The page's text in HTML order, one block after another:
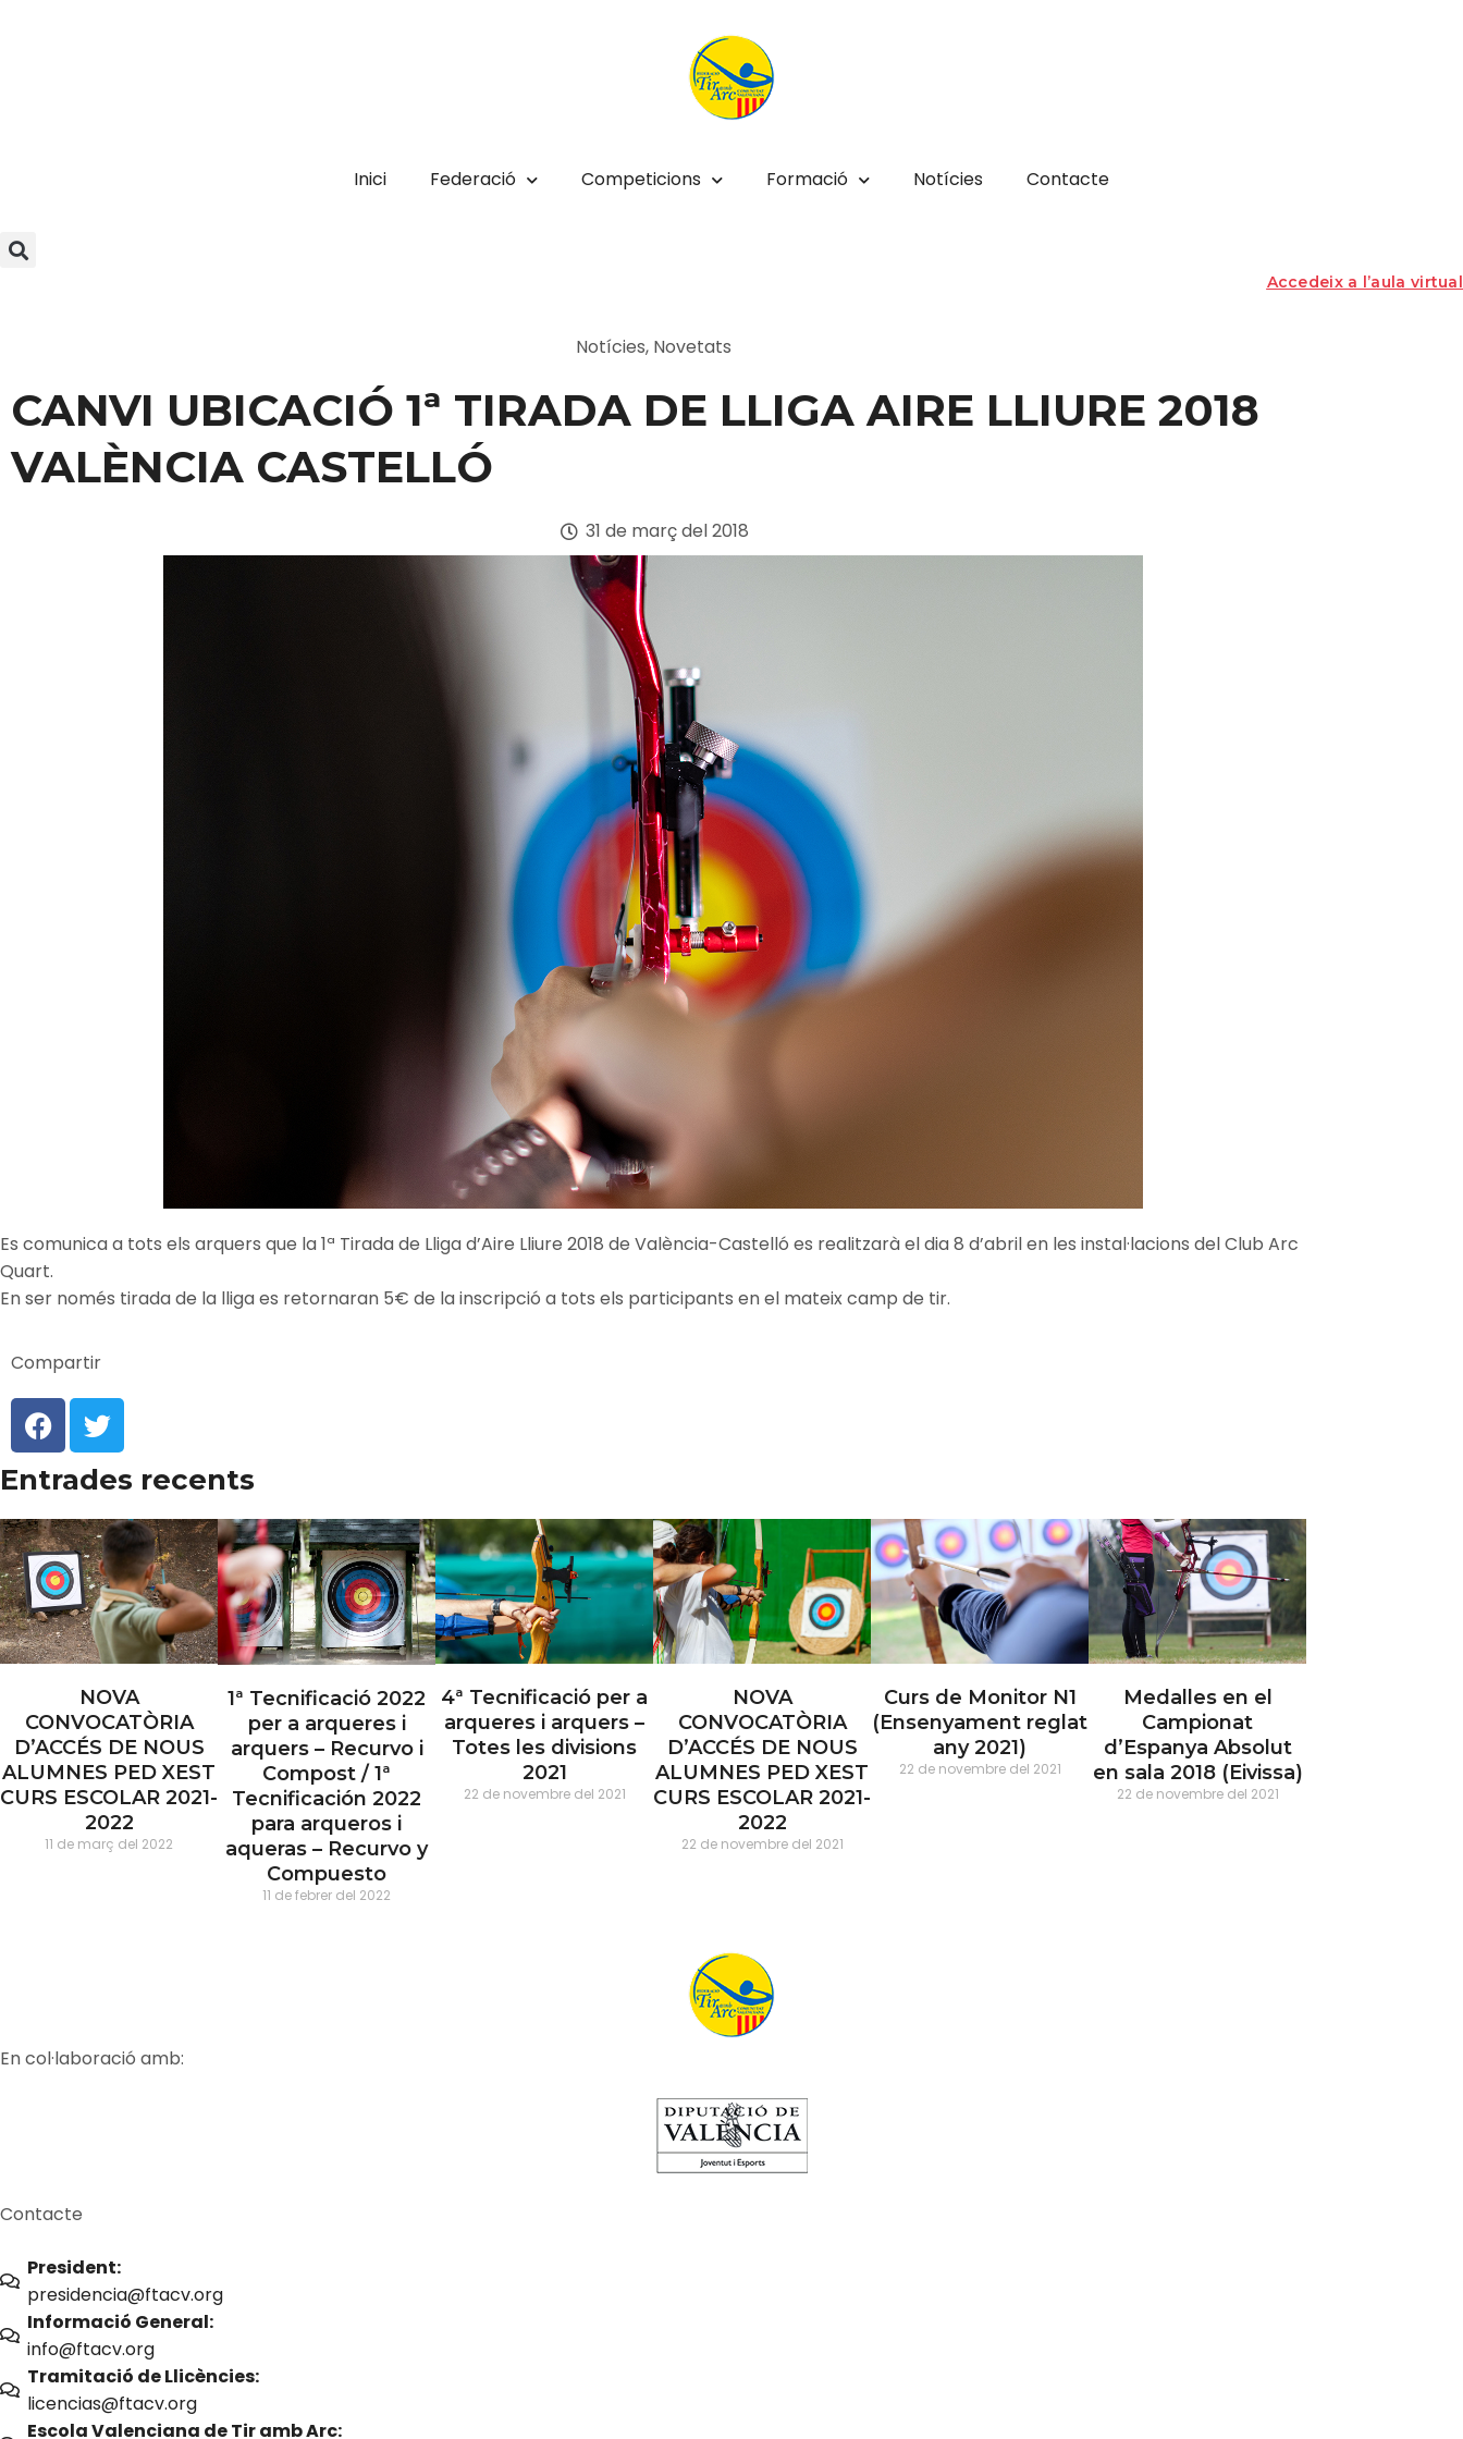
Inici Federació Competicions Formació Notícies Contacte
Accedeix a l’aula virtual
Notícies, Novetats
CANVI UBICACIÓ 1ª TIRADA DE LLIGA AIRE LLIURE 2018
VALÈNCIA CASTELLÓ
31 de març del 2018
Es comunica a tots els arquers que la 1ª Tirada de Lliga d’Aire Lliure 2018 de València-Castelló es realitzarà el dia 8 d’abril en les instal·lacions del Club Arc
Quart.
En ser només tirada de la lliga es retornaran 5€ de la inscripció a tots els participants en el mateix camp de tir.
Compartir
Entrades recents
NOVA
CONVOCATÒRIA
D’ACCÉS DE NOUS
ALUMNES PED XEST
CURS ESCOLAR 2021-
2022
11 de març del 2022
1ª Tecnificació 2022
per a arqueres i
arquers – Recurvo i
Compost / 1ª
Tecnificación 2022
para arqueros i
aqueras – Recurvo y
Compuesto
11 de febrer del 2022
4ª Tecnificació per a
arqueres i arquers –
Totes les divisions
2021
22 de novembre del 2021
NOVA
CONVOCATÒRIA
D’ACCÉS DE NOUS
ALUMNES PED XEST
CURS ESCOLAR 2021-
2022
22 de novembre del 2021
Curs de Monitor N1
(Ensenyament reglat
any 2021)
22 de novembre del 2021
Medalles en el
Campionat
d’Espanya Absolut
en sala 2018 (Eivissa)
22 de novembre del 2021
En col·laboració amb:
Contacte
President:
presidencia@ftacv.org
Informació General:
info@ftacv.org
Tramitació de Llicències:
licencias@ftacv.org
Escola Valenciana de Tir amb Arc: